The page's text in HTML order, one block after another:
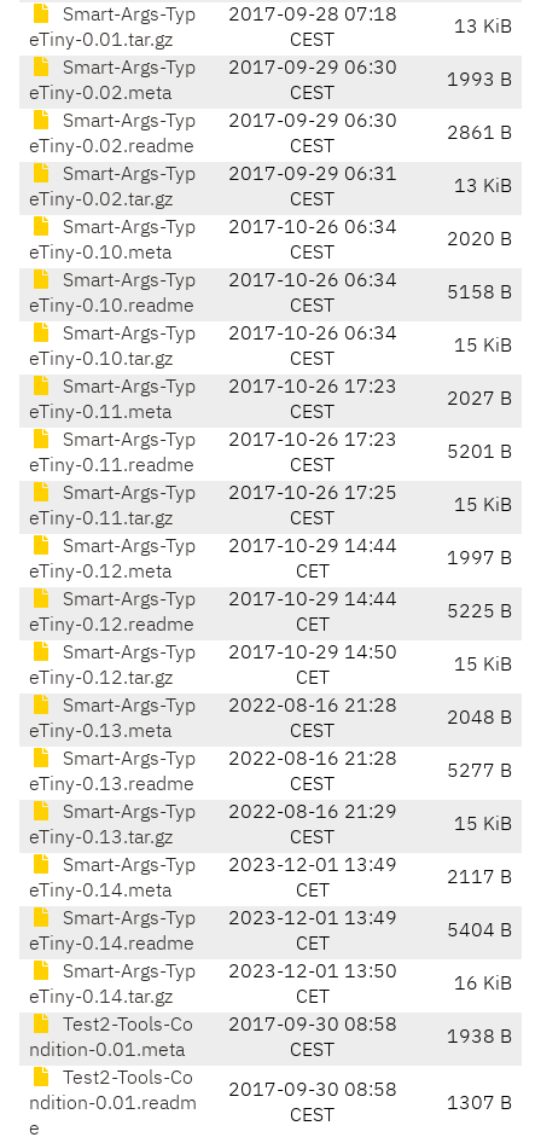
Smart-Args-Typ
eTiny-0.01.tar.gz
2017-09-28 07:18
CEST
13 KiB
Smart-Args-Typ
eTiny-0.02.meta
2017-09-29 06:30
CEST
1993 B
Smart-Args-Typ
eTiny-0.02.readme
2017-09-29 06:30
CEST
2861 B
Smart-Args-Typ
eTiny-0.02.tar.gz
2017-09-29 06:31
CEST
13 KiB
Smart-Args-Typ
eTiny-0.10.meta
2017-10-26 06:34
CEST
2020 B
Smart-Args-Typ
eTiny-0.10.readme
2017-10-26 06:34
CEST
5158 B
Smart-Args-Typ
eTiny-0.10.tar.gz
2017-10-26 06:34
CEST
15 KiB
Smart-Args-Typ
eTiny-0.11.meta
2017-10-26 17:23
CEST
2027 B
Smart-Args-Typ
eTiny-0.11.readme
2017-10-26 17:23
CEST
5201 B
Smart-Args-Typ
eTiny-0.11.tar.gz
2017-10-26 17:25
CEST
15 KiB
Smart-Args-Typ
eTiny-0.12.meta
2017-10-29 14:44
CET
1997 B
Smart-Args-Typ
eTiny-0.12.readme
2017-10-29 14:44
CET
5225 B
Smart-Args-Typ
eTiny-0.12.tar.gz
2017-10-29 14:50
CET
15 KiB
Smart-Args-Typ
eTiny-0.13.meta
2022-08-16 21:28
CEST
2048 B
Smart-Args-Typ
eTiny-0.13.readme
2022-08-16 21:28
CEST
5277 B
Smart-Args-Typ
eTiny-0.13.tar.gz
2022-08-16 21:29
CEST
15 KiB
Smart-Args-Typ
eTiny-0.14.meta
2023-12-01 13:49
CET
2117 B
Smart-Args-Typ
eTiny-0.14.readme
2023-12-01 13:49
CET
5404 B
Smart-Args-Typ
eTiny-0.14.tar.gz
2023-12-01 13:50
CET
16 KiB
Test2-Tools-Co
ndition-0.01.meta
2017-09-30 08:58
CEST
1938 B
Test2-Tools-Co
ndition-0.01.readm
e
2017-09-30 08:58
CEST
1307 B